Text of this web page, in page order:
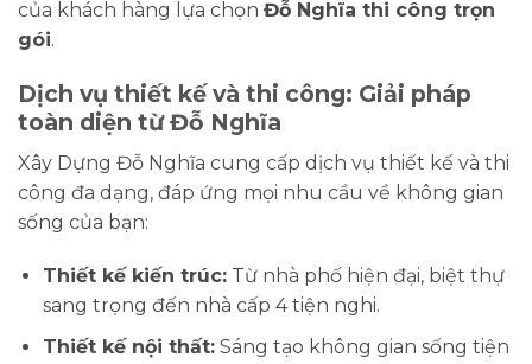
của khách hàng lựa chọn Đỗ Nghĩa thi công trọn
gói.
Dịch vụ thiết kế và thi công: Giải pháp
toàn diện từ Đỗ Nghĩa
Xây Dựng Đỗ Nghĩa cung cấp dịch vụ thiết kế và thi
công đa dạng, đáp ứng mọi nhu cầu về không gian
sống của bạn:
Thiết kế kiến trúc:Từ nhà phố hiện đại, biệt thự
sang trọng đến nhà cấp 4 tiện nghi.
Thiết kế nội thất:Sáng tạo không gian sống tiện